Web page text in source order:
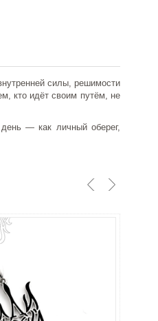
силы, решимости
кто идёт своим путём, не
— как личный оберег,